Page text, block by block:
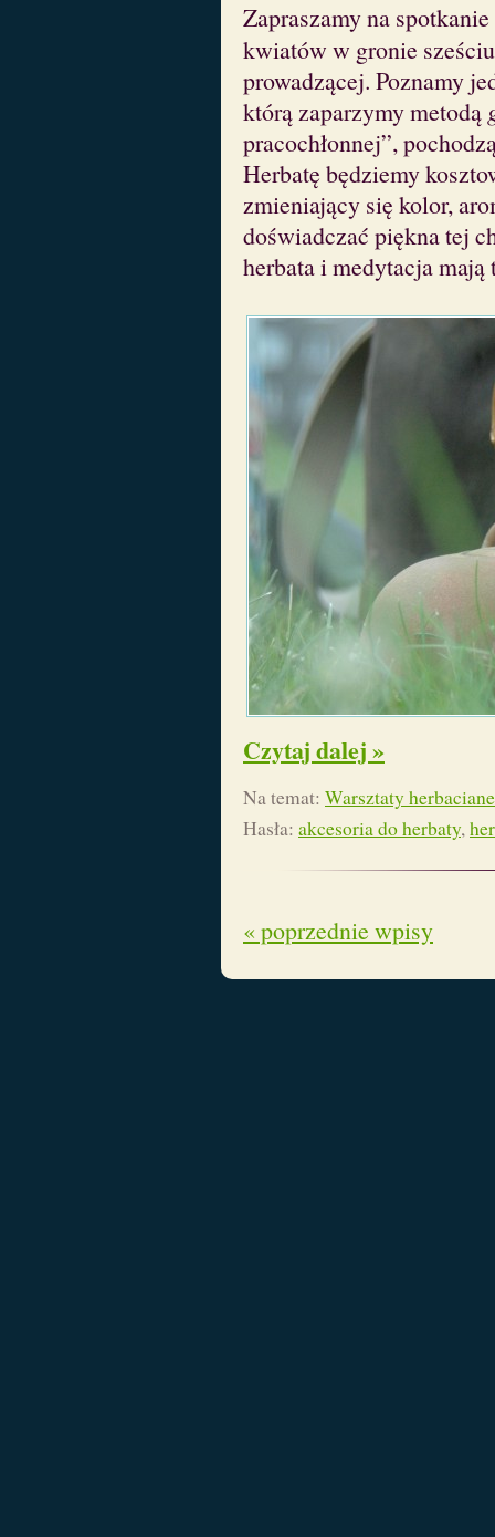
Zapraszamy na
kwiatów w gronie
prowadzącej. Poznamy
którą zaparzymy metodą
pracochłonnej”,
Herbatę będziemy
zmieniający się kolor,
doświadczać piękna tej
herbata i medytacja mają
Czytaj dalej »
Na temat: Warsztaty herbaciane
Hasła: akcesoria do herbaty,
« poprzednie wpisy